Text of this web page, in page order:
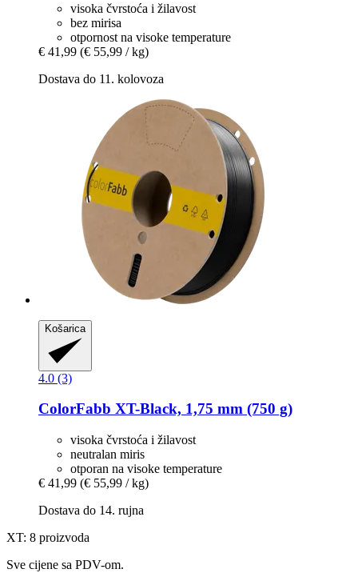
visoka čvrstoća i žilavost
bez mirisa
otpornost na visoke temperature
€ 41,99 (€ 55,99 / kg)
Dostava do 11. kolovoza
Košarica
4.0 (3)
ColorFabb XT-​Black, 1,75 mm (750 g)
visoka čvrstoća i žilavost
neutralan miris
otporan na visoke temperature
€ 41,99 (€ 55,99 / kg)
Dostava do 14. rujna
XT: 8 proizvoda
Sve cijene sa PDV-om.